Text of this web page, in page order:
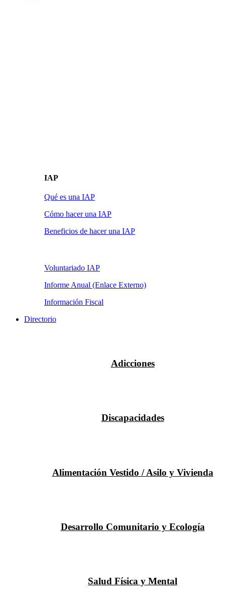
IAP
Qué es una IAP
Cómo hacer una IAP
Beneficios de hacer una IAP
Voluntariado IAP
Informe Anual (Enlace Externo)
Información Fiscal
Directorio
Adicciones
Discapacidades
Alimentación Vestido / Asilo y Vivienda
Desarrollo Comunitario y Ecología
Salud Física y Mental